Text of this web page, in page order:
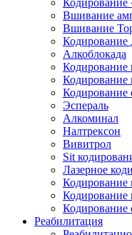
Кодирование
Вшивание
Вшивание
Кодирование
Алкоблокада
Кодирование
Кодирование
Кодирование
Эспераль
Алкоминал
Налтрексон
Вивитрол
Sit
Лазерное
Кодирование
Кодирование
Кодирование
Реабилитация